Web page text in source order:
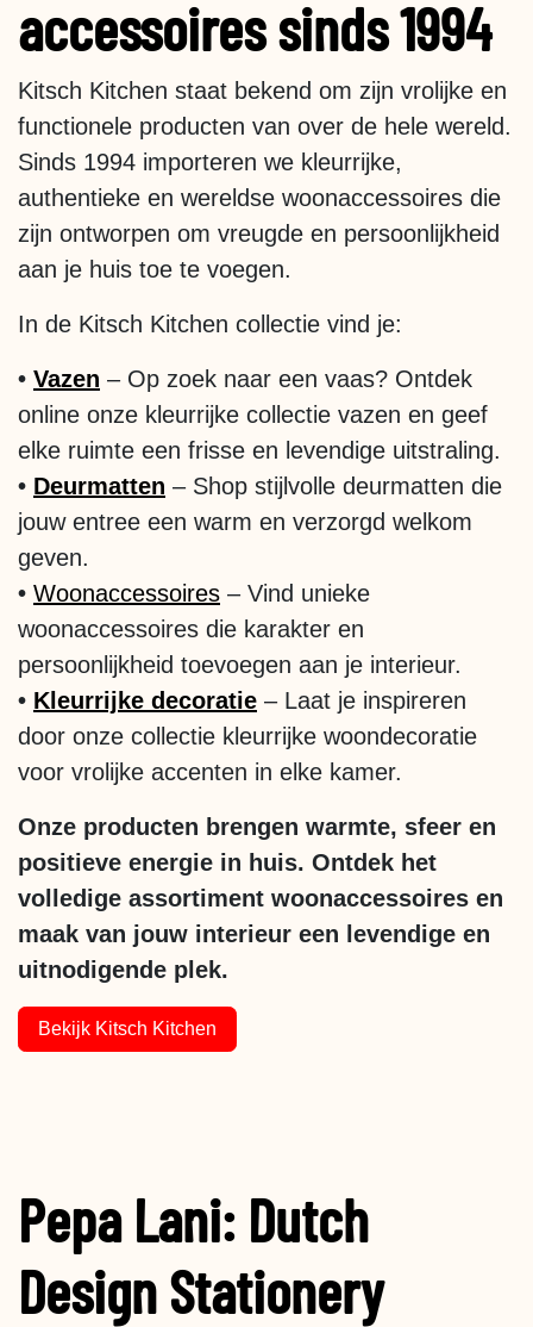
accessoires sinds 1994
Kitsch Kitchen staat bekend om zijn vrolijke en
functionele producten van over de hele wereld.
Sinds 1994 importeren we kleurrijke,
authentieke en wereldse woonaccessoires die
zijn ontworpen om vreugde en persoonlijkheid
aan je huis toe te voegen.
In de Kitsch Kitchen collectie vind je:
• Vazen – Op zoek naar een vaas? Ontdek
online onze kleurrijke collectie vazen en geef
elke ruimte een frisse en levendige uitstraling.
• Deurmatten – Shop stijlvolle deurmatten die
jouw entree een warm en verzorgd welkom
geven.
• Woonaccessoires – Vind unieke
woonaccessoires die karakter en
persoonlijkheid toevoegen aan je interieur.
• Kleurrijke decoratie – Laat je inspireren
door onze collectie kleurrijke woondecoratie
voor vrolijke accenten in elke kamer.
Onze producten brengen warmte, sfeer en
positieve energie in huis. Ontdek het
volledige assortiment woonaccessoires en
maak van jouw interieur een levendige en
uitnodigende plek.
Bekijk Kitsch Kitchen
Pepa Lani: Dutch
Design Stationery